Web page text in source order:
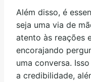
Além disso, é
seja uma via de
atento às reações
encorajando
uma conversa.
a credibilidade,